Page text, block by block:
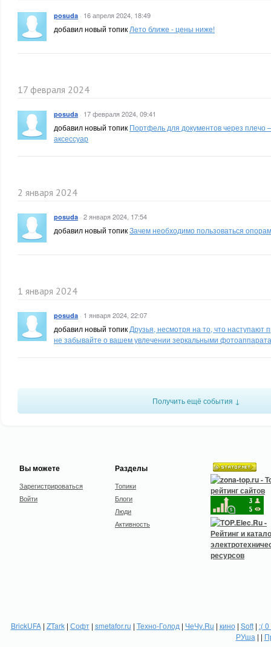
posuda · 16 апреля 2024, 18:49
добавил новый топик Лето ближе - цены ниже!
17 февраля 2024
posuda · 17 февраля 2024, 09:41
добавил новый топик Портфель для документов через
аксессуар
2 января 2024
posuda · 2 января 2024, 17:54
добавил новый топикЗачем необходимо пользоваться
1 января 2024
posuda · 1 января 2024, 22:07
добавил новый топик Друзья, несмотря на то, что наступают
не забывайте о вашем увлечении зеркальными
Получить ещё события ↓
Вы можете
Зарегистрироваться
Войти
Разделы
Топики
Блоги
Люди
Активность
BrickUFA| ZTark| Софт| smetafor.ru | Техно-Голод | ЧеЧу.Ru | кино| Soft| :(
РУша | |